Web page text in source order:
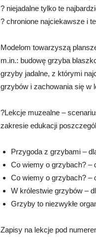
? niejadalne tylko te
? chronione najciekawsze i
Modelom towarzyszą
m.in.: budowę grzyba
grzyby jadalne, z którymi
grzybów i zachowania się w
?Lekcje muzealne –
zakresie edukacji
Przygoda z grzybami –
Co wiemy o grzybach? –
Co wiemy o grzybach? –
W królestwie grzybów –
Grzyby to niezwykłe
Zapisy na lekcje pod